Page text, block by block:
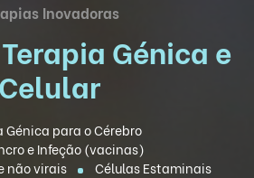
Inovadoras
Génica e
Celular
Génica para o Cérebro
e Infeção (vacinas)
não virais
Células Estaminais